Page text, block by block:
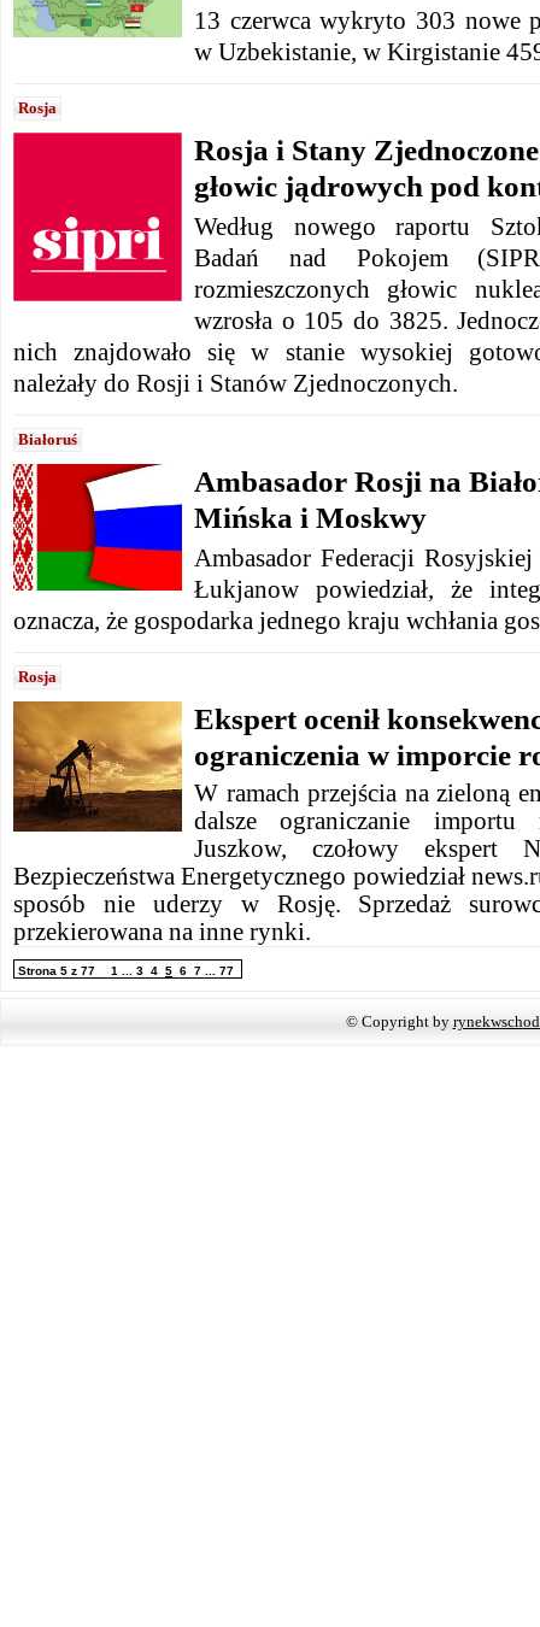
13 czerwca wykryto 303 nowe
w Uzbekistanie, w Kirgistanie
Rosja
Rosja i Stany
głowic jądrowych pod
Według nowego raportu
Badań nad Pokojem
rozmieszczonych głowic
wzrosła o 105 do 3825.
nich znajdowało się w stanie wysokiej
należały do ​​Rosji i Stanów Zjednoczonych.
Białoruś
Ambasador Rosji na
Mińska i Moskwy
Ambasador Federacji
Łukjanow powiedział, że
oznacza, że ​​gospodarka jednego kraju wchłania
Rosja
Ekspert ocenił
ograniczenia w imporcie
W ramach przejścia na zieloną
dalsze ograniczanie
Juszkow, czołowy ekspert
Bezpieczeństwa Energetycznego powiedział
sposób nie uderzy w Rosję. Sprzedaż
przekierowana na inne rynki.
Strona 5 z 77 1 3 4 5 6 7 77
© Copyright by